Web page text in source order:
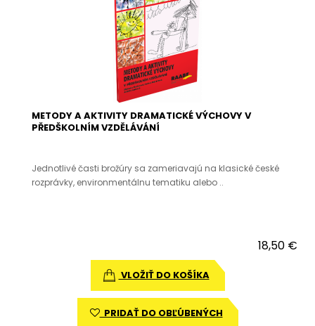
METODY A AKTIVITY DRAMATICKÉ VÝCHOVY V
PŘEDŠKOLNÍM VZDĚLÁVÁNÍ
Jednotlivé časti brožúry sa zameriavajú na klasické české
rozprávky, environmentálnu tematiku alebo ..
18,50 €
VLOŽIŤ DO KOŠÍKA
PRIDAŤ DO OBĽÚBENÝCH